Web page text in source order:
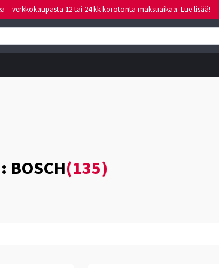
– verkkokaupasta 12 tai 24 kk korotonta maksuaikaa. Lue lisää!
BOSCH(135)